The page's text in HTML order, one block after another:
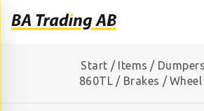
Start / Items / Dumpers
860TL / Brakes /